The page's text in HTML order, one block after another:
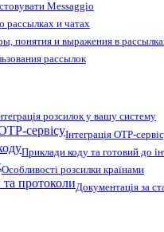
Messaggio
рассылках и чатах
понятия и выражения в
рассылок
розсилок у вашу систему
сервісуІнтеграція OTP-
Приклади коду та готовий до
Особливості розсилки країнами
та протоколиДокументація за